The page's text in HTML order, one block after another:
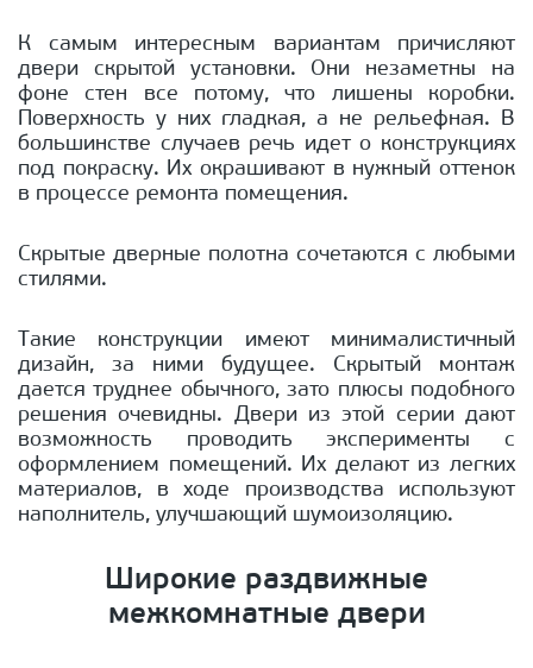
К самым интересным вариантам причисляют
двери скрытой установки. Они незаметны на
фоне стен все потому, что лишены коробки.
Поверхность у них гладкая, а не рельефная. В
большинстве случаев речь идет о конструкциях
под покраску. Их окрашивают в нужный оттенок
в процессе ремонта помещения.
Скрытые дверные полотна сочетаются с любыми
стилями.
Такие конструкции имеют минималистичный
дизайн, за ними будущее. Скрытый монтаж
дается труднее обычного, зато плюсы подобного
решения очевидны. Двери из этой серии дают
возможность проводить эксперименты с
оформлением помещений. Их делают из легких
материалов, в ходе производства используют
наполнитель, улучшающий шумоизоляцию.
Широкие раздвижные
межкомнатные двери